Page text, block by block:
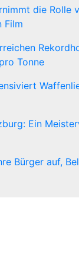
die Rolle
Film
Tonne
Ein
Bürger auf,